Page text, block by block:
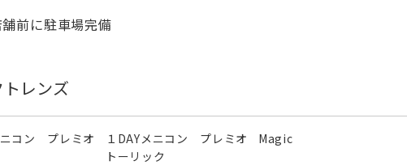
前に駐車場完備
レンズ
ニコン プレミオ
１DAYメニコン プレミオ
トーリック
Magic